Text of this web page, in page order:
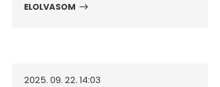
ELOLVASOM
2025. 09. 22. 14:03